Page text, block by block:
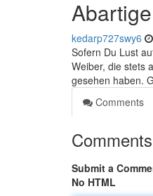
kedarp727swy6
Sofern Du Lust
Weiber, die stets
gesehen haben.
Comments
Comments
Submit a
No HTML